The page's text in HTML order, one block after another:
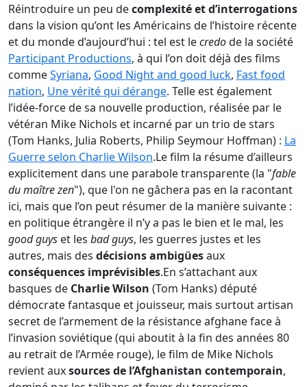
Réintroduire un peu decomplexité et d’interrogations
dans la vision qu’ont les Américains de l’histoire récente
et du monde d’aujourd’hui : tel est lecredode la société
Participant Productions, à qui l’on doit déjà des films
commeSyriana, Good Night and good luck, Fast food
nation, Une vérité qui dérange. Telle est également
l’idée-force de sa nouvelle production, réalisée par le
vétéran Mike Nichols et incarné par un trio de stars
(Tom Hanks, Julia Roberts, Philip Seymour Hoffman) : La
Guerre selon Charlie Wilson.Le film la résume d’ailleurs
explicitement dans une parabole transparente (la "fable
du maître zen"), que l'on ne gâchera pas en la racontant
ici, mais que l’on peut résumer de la manière suivante :
en politique étrangère il n’y a pas le bien et le mal, les
good guys et les bad guys, les guerres justes et les
autres, mais des décisions ambigüesaux
conséquences imprévisibles.En s’attachant aux
basques de Charlie Wilson (Tom Hanks) député
démocrate fantasque et jouisseur, mais surtout artisan
secret de l’armement de la résistance afghane face à
l’invasion soviétique (qui aboutit à la fin des années 80
au retrait de l’Armée rouge), le film de Mike Nichols
revient auxsources de l’Afghanistan contemporain,